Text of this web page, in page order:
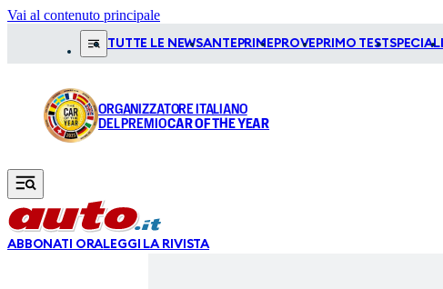
Vai al contenuto principale
TUTTE LE NEWSANTEPRIME PROVE PRIMO TESTSPECIALI
ORGANIZZATORE ITALIANO
DEL PREMIOCAR OF THE YEAR
ABBONATI ORALEGGI LA RIVISTA